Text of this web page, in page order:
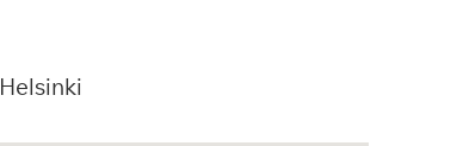
Helsinki